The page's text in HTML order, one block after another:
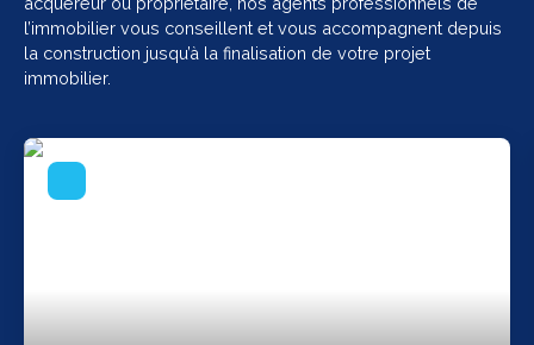
l’immobilier vous conseillent et vous accompagnent depuis
la construction jusqu’à la finalisation de votre projet
immobilier.